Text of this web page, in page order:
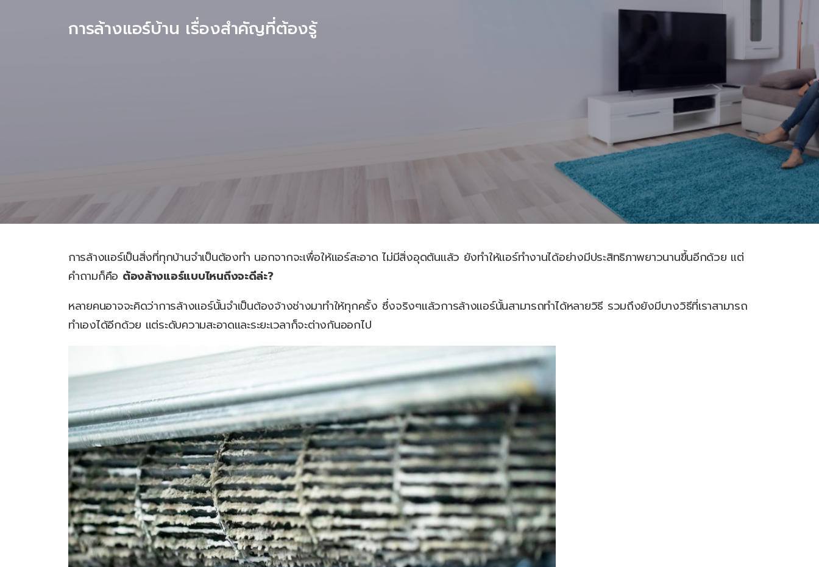
การล้างแอร์บ้าน เรื่องสำคัญที่ต้องรู้
การล้างแอร์เป็นสิ่งที่ทุกบ้านจำเป็นต้องทำ นอกจากจะเพื่อให้แอร์สะอาด ไม่มีสิ่งอุดตันแล้ว ยังทำให้แอร์ทำงานได้อย่างมีประสิทธิภาพยาวนานขึ้นอีกด้วย แต่
คำถามก็คือ ต้องล้างแอร์แบบไหนถึงจะดีล่ะ?
หลายคนอาจจะคิดว่าการล้างแอร์นั้นจำเป็นต้องจ้างช่างมาทำให้ทุกครั้ง ซึ่งจริงๆแล้วการล้างแอร์นั้นสามารถทำได้หลายวิธี รวมถึงยังมีบางวิธีที่เราสามารถ
ทำเองได้อีกด้วย แต่ระดับความสะอาดและระยะเวลาก็จะต่างกันออกไป